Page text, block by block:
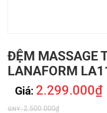
ĐỆM MASSAGE
LANAFORM
Giá: 2.299.000₫
GNY:2.500.000₫